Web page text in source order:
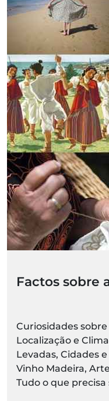
Factos sobre
Curiosidades
Localização e
Levadas, Cidades
Vinho Madeira,
Tudo o que